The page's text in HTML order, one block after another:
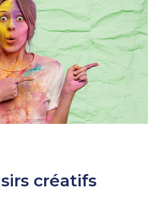
créatifs